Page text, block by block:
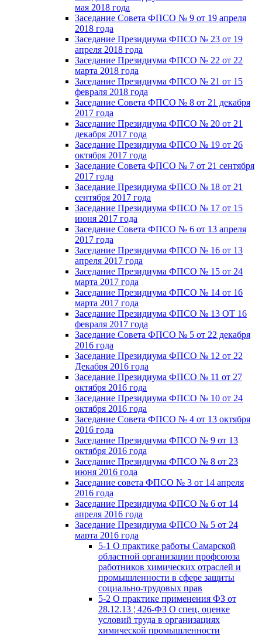
мая 2018 года
Заседание Совета ФПСО № 9 от 19 апреля
2018 года
Заседание Президиума ФПСО № 23 от 19
апреля 2018 года
Заседание Президиума ФПСО № 22 от 22
марта 2018 года
Заседание Президиума ФПСО № 21 от 15
февраля 2018 года
Заседание Совета ФПСО № 8 от 21 декабря
2017 года
Заседание Президиума ФПСО № 20 от 21
декабря 2017 года
Заседание Президиума ФПСО № 19 от 26
октября 2017 года
Заседание Совета ФПСО № 7 от 21 сентября
2017 года
Заседание Президиума ФПСО № 18 от 21
сентября 2017 года
Заседание Президиума ФПСО № 17 от 15
июня 2017 года
Заседание Совета ФПСО № 6 от 13 апреля
2017 года
Заседание Президиума ФПСО № 16 от 13
апреля 2017 года
Заседание Президиума ФПСО № 15 от 24
марта 2017 года
Заседание Президиума ФПСО № 14 от 16
марта 2017 года
Заседание Президиума ФПСО № 13 ОТ 16
февраля 2017 года
Заседание Совета ФПСО № 5 от 22 декабря
2016 года
Заседание Президиума ФПСО № 12 от 22
Декабря 2016 года
Заседание Президиума ФПСО № 11 от 27
октября 2016 года
Заседание Президиума ФПСО № 10 от 24
октября 2016 года
Заседание Совета ФПСО № 4 от 13 октября
2016 года
Заседание Президиума ФПСО № 9 от 13
октября 2016 года
Заседание Президиума ФПСО № 8 от 23
июня 2016 года
Заседание совета ФПСО № 3 от 14 апреля
2016 года
Заседание Президиума ФПСО № 6 от 14
апреля 2016 года
Заседание Президиума ФПСО № 5 от 24
марта 2016 года
5-1 О практике работы Самарской
областной организации профсоюза
работников химических отраслей и
промышленности в сфере защиты
социально-трудовых прав
5-2 О практике применения ФЗ от
28.12.13 ¦ 426-ФЗ О спец. оценке
условий труда в организациях
химической промышленности